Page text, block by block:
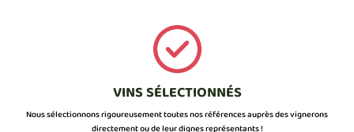
VINS SÉLECTIONNÉS
Nous sélectionnons rigoureusement toutes nos références auprès des vignerons
directement ou de leur dignes représentants !